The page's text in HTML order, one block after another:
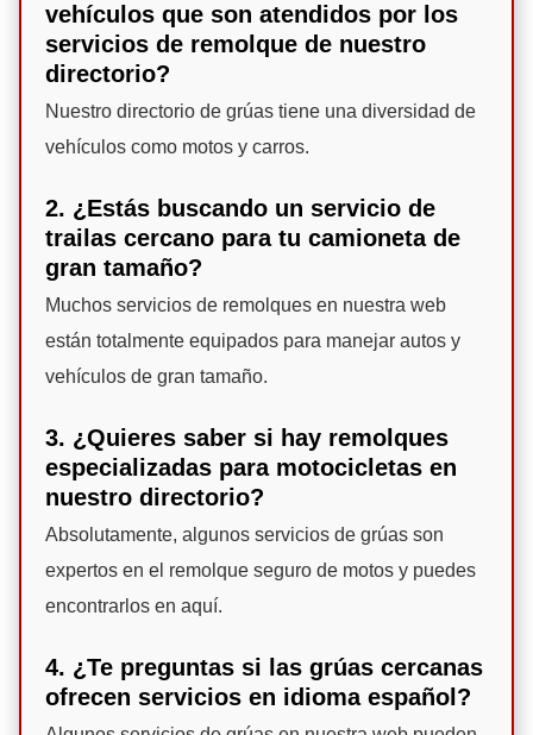
vehículos que son atendidos por los
servicios de remolque de nuestro
directorio?
Nuestro directorio de grúas tiene una diversidad de
vehículos como motos y carros.
2. ¿Estás buscando un servicio de
trailas cercano para tu camioneta de
gran tamaño?
Muchos servicios de remolques en nuestra web
están totalmente equipados para manejar autos y
vehículos de gran tamaño.
3. ¿Quieres saber si hay remolques
especializadas para motocicletas en
nuestro directorio?
Absolutamente, algunos servicios de grúas son
expertos en el remolque seguro de motos y puedes
encontrarlos en aquí.
4. ¿Te preguntas si las grúas cercanas
ofrecen servicios en idioma español?